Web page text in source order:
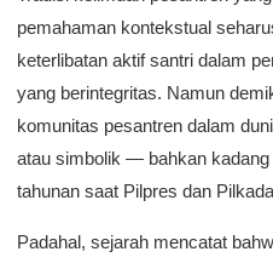
pemahaman kontekstual
keterlibatan aktif santri dalam
yang berintegritas. Namun
komunitas pesantren dalam
atau simbolik — bahkan kadang
tahunan saat Pilpres dan
Padahal, sejarah mencatat